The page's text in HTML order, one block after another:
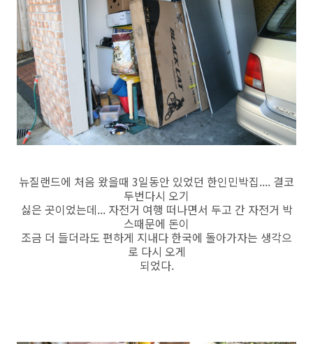
뉴질랜드에 처음 왔을때 3일동안 있었던 한인민박집.... 결코
두번다시 오기
싫은 곳이었는데... 자전거 여행 떠나면서 두고 간 자전거 박
스때문에 돈이
조금 더 들더라도 편하게 지내다 한국에 돌아가자는 생각으
로 다시 오게
되었다.